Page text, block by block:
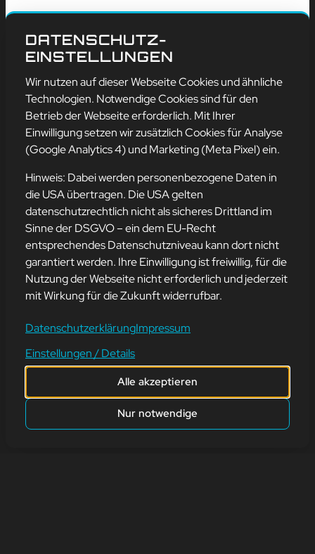
FACEBOOK
Wart Ihr schon auf unserer Facebook-Seite?
DATENSCHUTZ-
EINSTELLUNGEN
Wir nutzen auf dieser Webseite Cookies und ähnliche
Technologien. Notwendige Cookies sind für den
Betrieb der Webseite erforderlich. Mit Ihrer
Einwilligung setzen wir zusätzlich Cookies für Analyse
(Google Analytics 4) und Marketing (Meta Pixel) ein.
Hinweis: Dabei werden personenbezogene Daten in
die USA übertragen. Die USA gelten
datenschutzrechtlich nicht als sicheres Drittland im
Sinne der DSGVO – ein dem EU-Recht
entsprechendes Datenschutzniveau kann dort nicht
garantiert werden. Ihre Einwilligung ist freiwillig, für die
Nutzung der Webseite nicht erforderlich und jederzeit
mit Wirkung für die Zukunft widerrufbar.
DatenschutzerklärungImpressum
Einstellungen / Details
Nur notwendige
Alle akzeptieren